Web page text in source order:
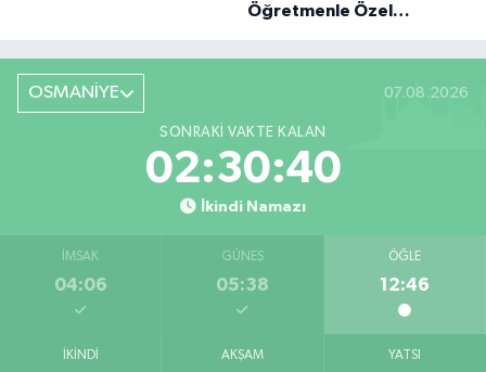
Öğretmenle Özel
OSMANİYE 07.08.2026
SONRAKI VAKTE KALAN
02:30:39
İkindi Namazı
İMSAK
04:06
GÜNEŞ
05:38
ÖĞLE
12:46
İKINDI AKŞAM YATSI